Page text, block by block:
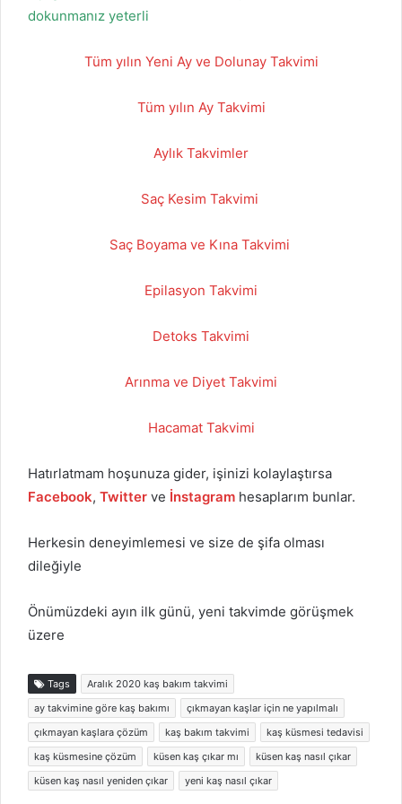
dokunmanız yeterli
Tüm yılın Yeni Ay ve Dolunay Takvimi
Tüm yılın Ay Takvimi
Aylık Takvimler
Saç Kesim Takvimi
Saç Boyama ve Kına Takvimi
Epilasyon Takvimi
Detoks Takvimi
Arınma ve Diyet Takvimi
Hacamat Takvimi
Hatırlatmam hoşunuza gider, işinizi kolaylaştırsa
Facebook, Twitter ve İnstagram hesaplarım bunlar.
Herkesin deneyimlemesi ve size de şifa olması
dileğiyle
Önümüzdeki ayın ilk günü, yeni takvimde görüşmek
üzere
Tags
Aralık 2020 kaş bakım takvimi
ay takvimine göre kaş bakımı
çıkmayan kaşlar için ne yapılmalı
çıkmayan kaşlara çözüm
kaş bakım takvimi
kaş küsmesi tedavisi
kaş küsmesine çözüm
küsen kaş çıkar mı
küsen kaş nasıl çıkar
küsen kaş nasıl yeniden çıkar
yeni kaş nasıl çıkar